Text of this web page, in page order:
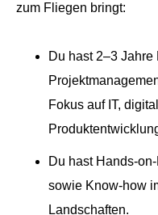
zum Fliegen bringt:
Du hast 2–3 Jahre
Fokus auf IT,
Du hast Hands-
sowie Know-how
Landschaften.